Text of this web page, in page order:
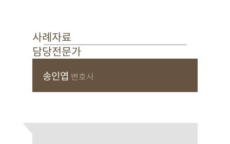
사례자료
담당전문가
송인엽 변호사